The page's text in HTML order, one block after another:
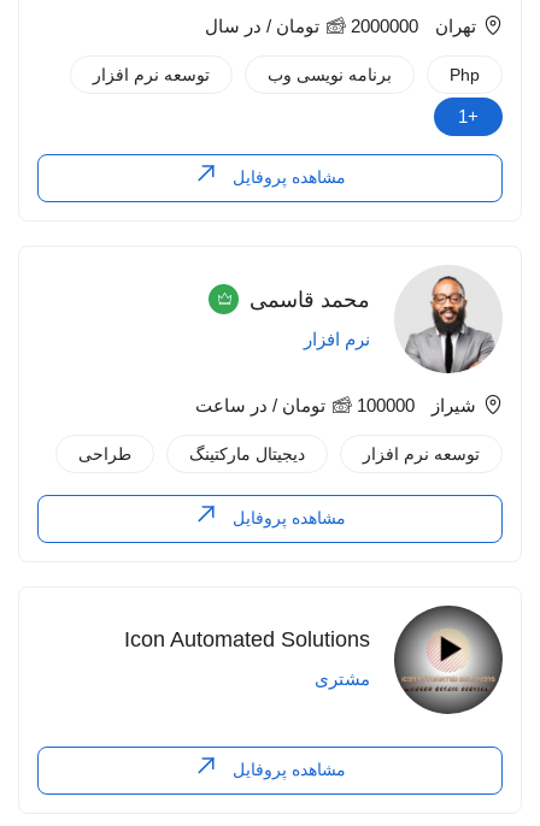
تهران 2000000 تومان / در سال
Php برنامه نویسی وب توسعه نرم افزار
+1
مشاهده پروفایل
محمد قاسمی
نرم افزار
شیراز 100000 تومان / در ساعت
توسعه نرم افزار دیجیتال مارکتینگ طراحی
مشاهده پروفایل
Icon Automated Solutions
مشتری
مشاهده پروفایل